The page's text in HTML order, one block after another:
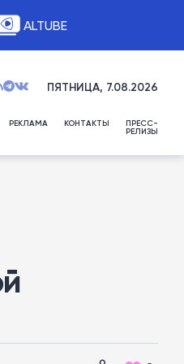
ALTUBE
ПЯТНИЦА, 7.08.2026
РЕКЛАМА КОНТАКТЫ ПРЕСС-
РЕЛИЗЫ